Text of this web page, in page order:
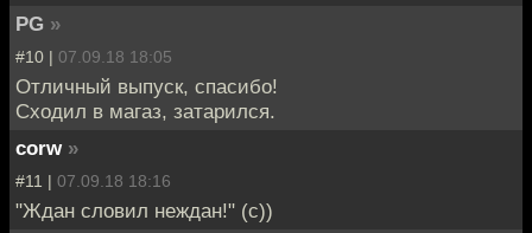
PG »
#10 | 07.09.18 18:05
Отличный выпуск, спасибо!
Сходил в магаз, затарился.
corw »
#11 | 07.09.18 18:16
"Ждан словил неждан!" (с))